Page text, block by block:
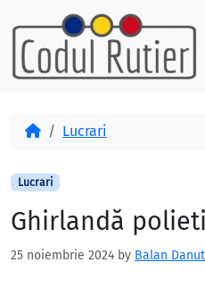
Skip to content
Skip to footer
AcasăLucrari
Lucrari
Ghirlandă
25 noiembrie 2024 by Balan Danut